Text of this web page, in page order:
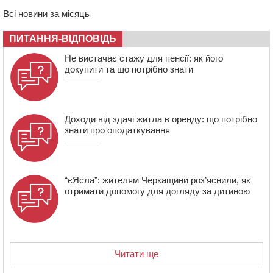
09:42 “Черкасиводоканал” пропонує підвищити
09:08 Встановити гойдалки, карусель і закупити іграшки: у
Черкасах просять покращити умови в дитсадку
Всі новини за місяць
ПИТАННЯ-ВІДПОВІДЬ
Не вистачає стажу для пенсії: як його
докупити та що потрібно знати
Доходи від здачі житла в оренду: що потрібно
знати про оподаткування
“єЯсла”: жителям Черкащини роз’яснили, як
отримати допомогу для догляду за дитиною
Читати ще